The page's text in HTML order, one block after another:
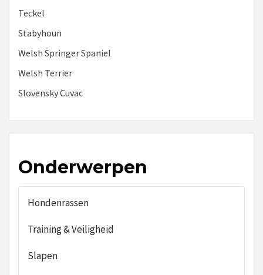
Teckel
Stabyhoun
Welsh Springer Spaniel
Welsh Terrier
Slovensky Cuvac
Onderwerpen
Hondenrassen
Training & Veiligheid
Slapen